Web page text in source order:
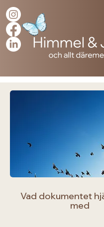
Vad dokumentet
med